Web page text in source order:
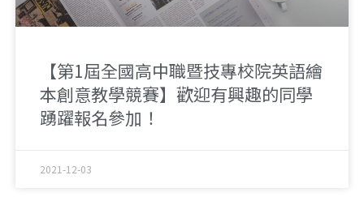
【第1屆全國高中職暨技專校院英語繪
本創意教學競賽】歡迎有興趣的同學
踴躍報名參加！
2021-12-03